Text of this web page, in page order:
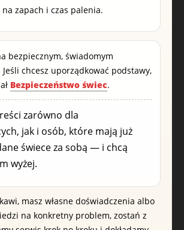
na zapach i czas palenia.
bezpiecznym, świadomym
chcesz uporządkować podstawy,
Bezpieczeństwo świec.
zarówno dla
jak i osób, które mają już
świece za sobą — i chcą
wyżej.
masz własne doświadczenia albo
na konkretny problem, zostań z